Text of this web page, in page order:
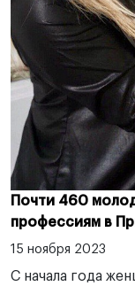
Почти 460
профессиям в
15 ноября 2023
С начала года